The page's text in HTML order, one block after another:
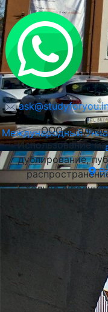
Международный
ООО
Использование
дублирование,
только с